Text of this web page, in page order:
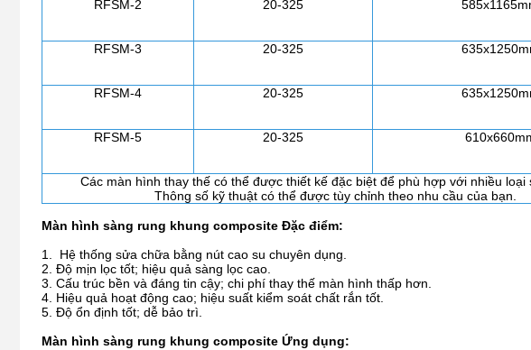
RFSM-2 20-325
RFSM-3 20-325
RFSM-4 20-325
RFSM-5 20-325
Các màn hình thay thế có thể được thiết kế đặc biệt để phù hợp với nhiều loại
Thông số kỹ thuật có thể được tùy chỉnh theo nhu cầu của bạn.
Màn hình sàng rung khung composite Đặc điểm:
1. Hệ thống sửa chữa bằng nút cao su chuyên dụng.
2. Độ mịn lọc tốt; hiệu quả sàng lọc cao.
3. Cấu trúc bền và đáng tin cậy; chi phí thay thế màn hình thấp hơn.
4. Hiệu quả hoạt động cao; hiệu suất kiểm soát chất rắn tốt.
5. Độ ổn định tốt; dễ bảo trì.
Màn hình sàng rung khung composite Ứng dụng: